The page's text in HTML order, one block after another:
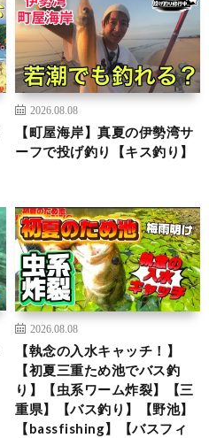
2026.08.08
【町屋海岸】真夏の伊勢湾サ
ーフで投げ釣り【キス釣り】
2026.08.08
【執念の入水キャッチ！】
【初夏三重ため池でバス釣
り】【虫系ワーム炸裂】【三
重県】【バス釣り】【野池】
【bassfishing】【バスフィ